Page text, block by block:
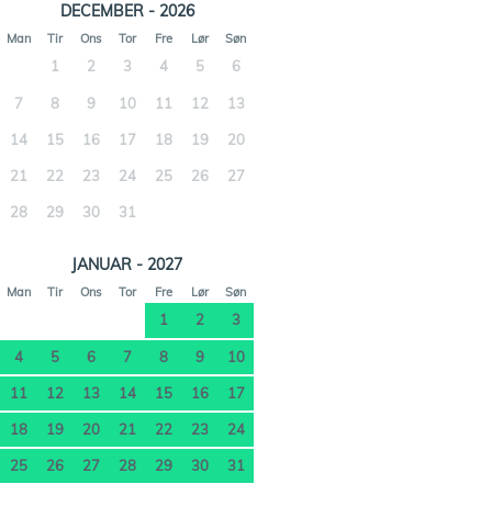
DECEMBER - 2026
Man Tir Ons Tor Fre Lør Søn
1 2 3 4 5 6
7 8 9 10 11 12 13
14 15 16 17 18 19 20
21 22 23 24 25 26 27
28 29 30 31
JANUAR - 2027
Man Tir Ons Tor Fre Lør Søn
1 2 3
4 5 6 7 8 9 10
11 12 13 14 15 16 17
18 19 20 21 22 23 24
25 26 27 28 29 30 31